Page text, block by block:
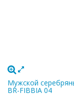
Мужской
BR-FIBBIA 04